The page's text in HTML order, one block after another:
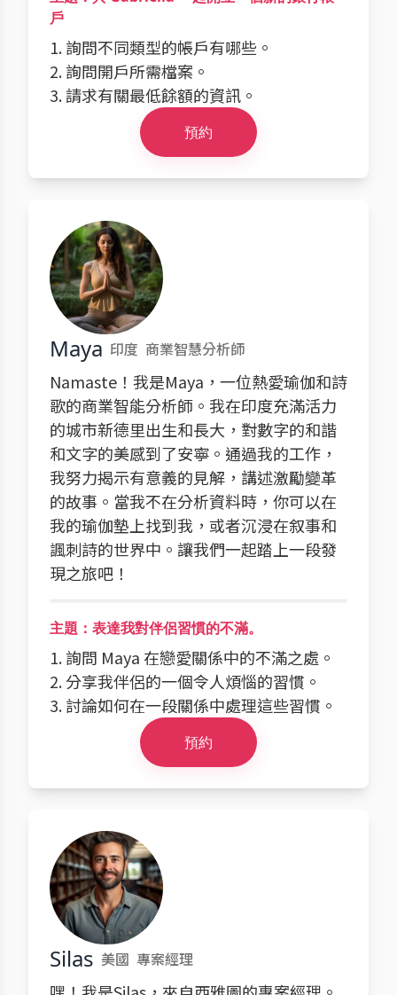
戶
1. 詢問不同類型的帳戶有哪些。
2. 詢問開戶所需檔案。
3. 請求有關最低餘額的資訊。
預約
Maya 印度 商業智慧分析師
Namaste！我是Maya，一位熱愛瑜伽和詩
歌的商業智能分析師。我在印度充滿活力
的城市新德里出生和長大，對數字的和諧
和文字的美感到了安寧。通過我的工作，
我努力揭示有意義的見解，講述激勵變革
的故事。當我不在分析資料時，你可以在
我的瑜伽墊上找到我，或者沉浸在叙事和
諷刺詩的世界中。讓我們一起踏上一段發
現之旅吧！
主題：表達我對伴侶習慣的不滿。
1. 詢問 Maya 在戀愛關係中的不滿之處。
2. 分享我伴侶的一個令人煩惱的習慣。
3. 討論如何在一段關係中處理這些習慣。
預約
Silas 美國 專案經理